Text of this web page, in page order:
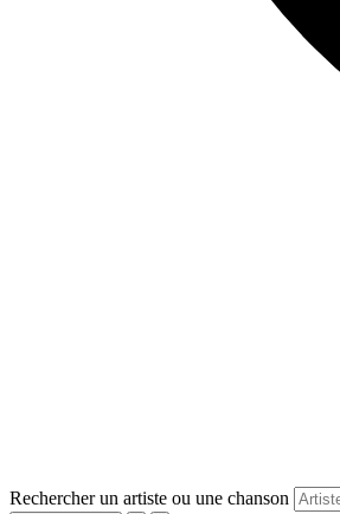
Rechercher un artiste ou une chanson